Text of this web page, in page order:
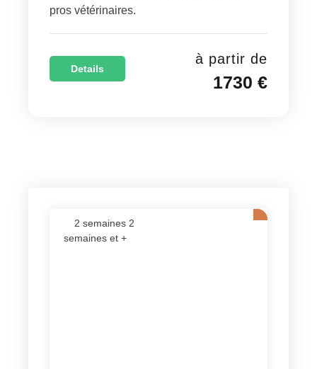
pros vétérinaires.
Details
à partir de
1730 €
2 semaines 2
semaines et +